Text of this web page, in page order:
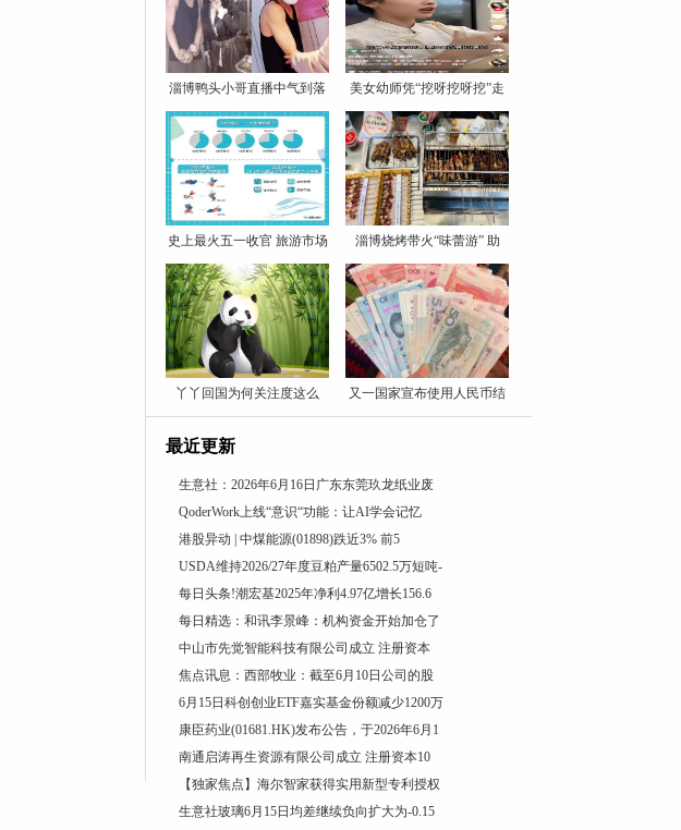
淄博鸭头小哥直播中气到落
泪
美女幼师凭“挖呀挖呀挖”走
史上最火五一收官 旅游市场 淄博烧烤带火“味蕾游” 助
丫丫回国为何关注度这么
高？
又一国家宣布使用人民币结
算
最近更新
生意社：2026年6月16日广东东莞玖龙纸业废
QoderWork上线“意识“功能：让AI学会记忆
港股异动 | 中煤能源(01898)跌近3% 前5
USDA维持2026/27年度豆粕产量6502.5万短吨-
每日头条!潮宏基2025年净利4.97亿增长156.6
每日精选：和讯李景峰：机构资金开始加仓了
中山市先觉智能科技有限公司成立 注册资本
焦点讯息：西部牧业：截至6月10日公司的股
6月15日科创创业ETF嘉实基金份额减少1200万
康臣药业(01681.HK)发布公告，于2026年6月1
南通启涛再生资源有限公司成立 注册资本10
【独家焦点】海尔智家获得实用新型专利授权
生意社玻璃6月15日均差继续负向扩大为-0.15